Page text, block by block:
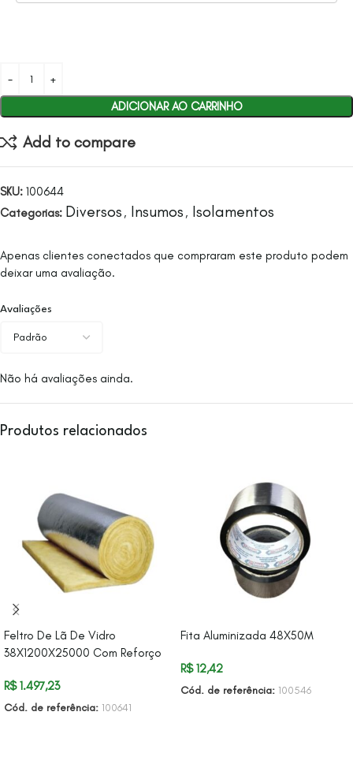
ADICIONAR AO CARRINHO
Add to compare
SKU: 100644
Categorias: Diversos , Insumos , Isolamentos
Avaliações
Não há avaliações ainda.
Apenas clientes conectados que compraram este produto podem
deixar uma avaliação.
Produtos relacionados
Feltro De Lã De Vidro
38X1200X25000 Com Reforço
R$1.497,23
Cód. de referência: 100641
Fita Aluminizada 48X50M
R$12,42
Cód. de referência: 100546